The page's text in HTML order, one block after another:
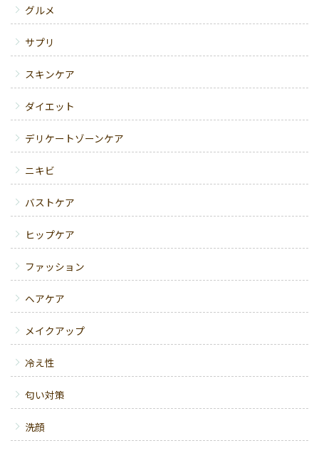
グルメ
サプリ
スキンケア
ダイエット
デリケートゾーンケア
ニキビ
バストケア
ヒップケア
ファッション
ヘアケア
メイクアップ
冷え性
匂い対策
洗顔